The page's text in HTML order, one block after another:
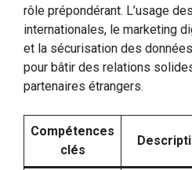
rôle prépondérant. L’usage
internationales, le marketing
et la sécurisation des
pour bâtir des relations
partenaires étrangers.
Compétences
clés